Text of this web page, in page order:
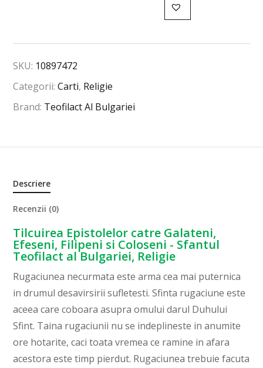
SKU: 10897472
Categorii:Carti, Religie
Brand: Teofilact Al Bulgariei
Descriere
Recenzii (0)
Tilcuirea Epistolelor catre Galateni,
Efeseni, Filipeni si Coloseni - Sfantul
Teofilact al Bulgariei, Religie
Rugaciunea necurmata este arma cea mai puterni­ca
in drumul desavirsirii sufletesti. Sfinta rugaciune este
aceea care coboara asupra omului darul Du­hului
Sfint. Taina rugaciunii nu se indeplineste in anumite
ore hotarite, caci toata vremea ce ramine in afara
aces­tora este timp pierdut. Rugaciunea trebuie facuta